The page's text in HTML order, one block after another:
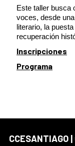
Este taller busca
voces, desde
literario, la
recuperación
Inscripciones
Programa
CCESANTIAGO